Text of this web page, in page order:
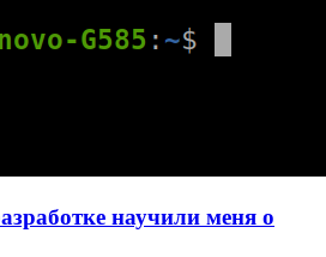
научили меня о